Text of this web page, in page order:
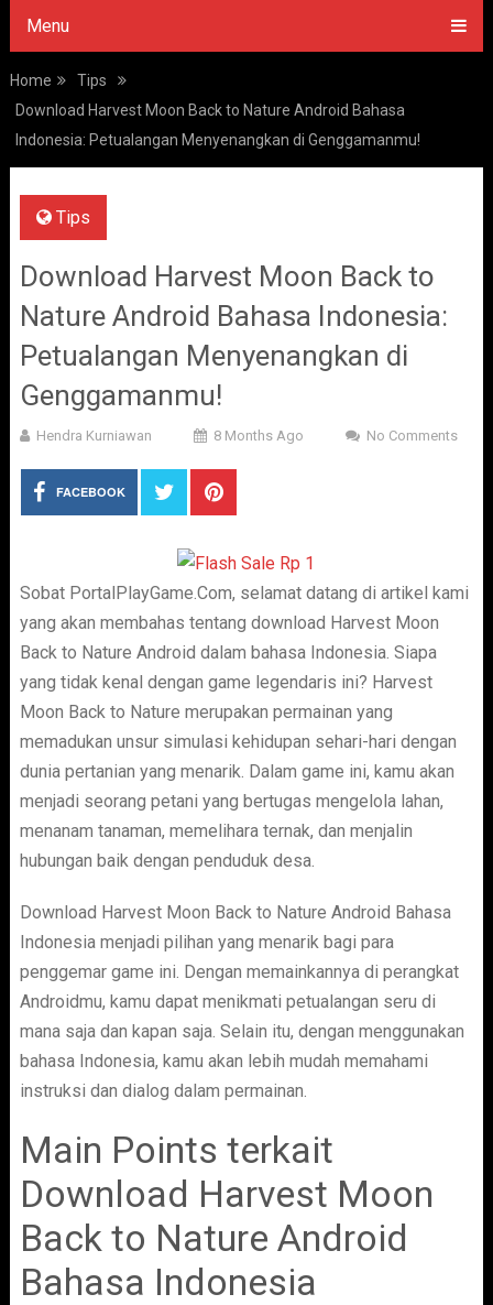
Menu
Home
Tips
Download Harvest Moon Back to Nature Android Bahasa
Indonesia: Petualangan Menyenangkan di Genggamanmu!
Tips
Download Harvest Moon Back to
Nature Android Bahasa Indonesia:
Petualangan Menyenangkan di
Genggamanmu!
Hendra Kurniawan 8 Months Ago No Comments
FACEBOOK
Sobat PortalPlayGame.Com, selamat datang di artikel kami
yang akan membahas tentang download Harvest Moon
Back to Nature Android dalam bahasa Indonesia. Siapa
yang tidak kenal dengan game legendaris ini? Harvest
Moon Back to Nature merupakan permainan yang
memadukan unsur simulasi kehidupan sehari-hari dengan
dunia pertanian yang menarik. Dalam game ini, kamu akan
menjadi seorang petani yang bertugas mengelola lahan,
menanam tanaman, memelihara ternak, dan menjalin
hubungan baik dengan penduduk desa.
Download Harvest Moon Back to Nature Android Bahasa
Indonesia menjadi pilihan yang menarik bagi para
penggemar game ini. Dengan memainkannya di perangkat
Androidmu, kamu dapat menikmati petualangan seru di
mana saja dan kapan saja. Selain itu, dengan menggunakan
bahasa Indonesia, kamu akan lebih mudah memahami
instruksi dan dialog dalam permainan.
Main Points terkait
Download Harvest Moon
Back to Nature Android
Bahasa Indonesia